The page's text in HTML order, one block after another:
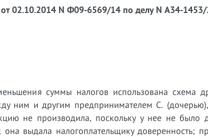
от 02.10.2014 N Ф09-6569/14 по делу N А34-
суммы налогов использована схема
ним и другим предпринимателем С.
не производила, поскольку у нее не было
выдала налогоплательщику доверенность;